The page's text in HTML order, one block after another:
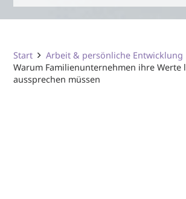
Start
Arbeit & persönliche Entwicklung
Warum Familienunternehmen ihre Werte
aussprechen müssen